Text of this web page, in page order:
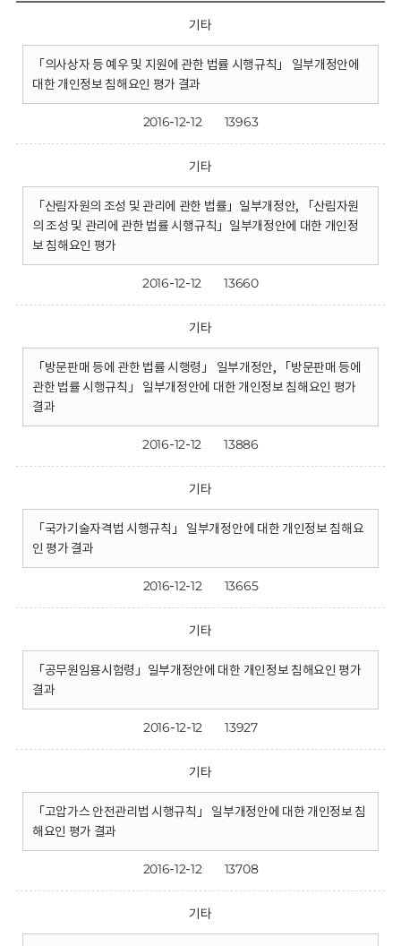
기타
「의사상자 등 예우 및 지원에 관한 법률 시행규칙」 일부개정안에
대한 개인정보 침해요인 평가 결과
2016-12-12 13963
기타
「산림자원의 조성 및 관리에 관한 법률」일부개정안, 「산림자원
의 조성 및 관리에 관한 법률 시행규칙」일부개정안에 대한 개인정
보 침해요인 평가
2016-12-12 13660
기타
「방문판매 등에 관한 법률 시행령」 일부개정안, 「방문판매 등에
관한 법률 시행규칙」 일부개정안에 대한 개인정보 침해요인 평가
결과
2016-12-12 13886
기타
「국가기술자격법 시행규칙」 일부개정안에 대한 개인정보 침해요
인 평가 결과
2016-12-12 13665
기타
「공무원임용시험령」일부개정안에 대한 개인정보 침해요인 평가
결과
2016-12-12 13927
기타
「고압가스 안전관리법 시행규칙」 일부개정안에 대한 개인정보 침
해요인 평가 결과
2016-12-12 13708
기타